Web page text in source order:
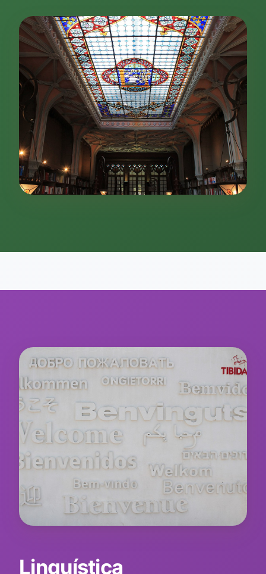
Linguística